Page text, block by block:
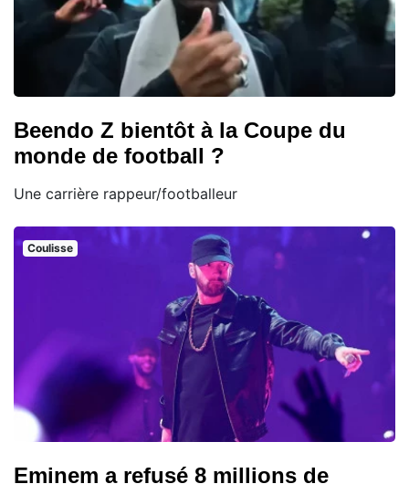
Beendo Z bientôt à la Coupe du
monde de football ?
Une carrière rappeur/footballeur
Coulisse
Eminem a refusé 8 millions de